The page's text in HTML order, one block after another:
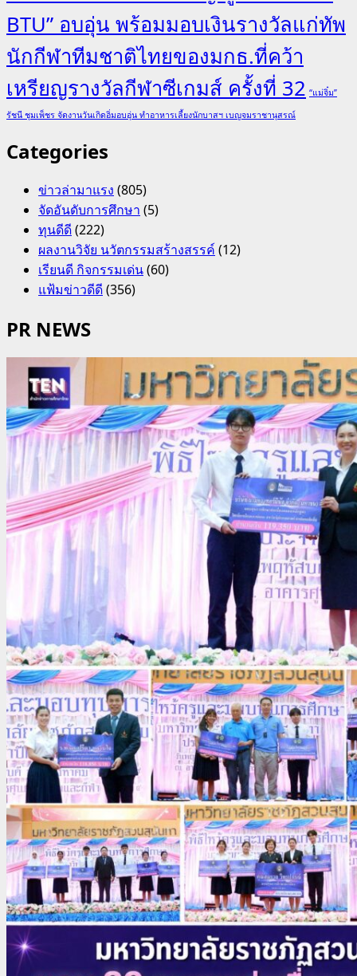
BTU” อบอุ่น พร้อมมอบเงินรางวัลแก่ทัพ
นักกีฬาทีมชาติไทยของมกธ.ที่คว้า
เหรียญรางวัลกีฬาซีเกมส์ ครั้งที่ 32 “แม่จิ๋ม”
รัชนี ชุมเพ็ชร จัดงานวันเกิดอิ่มอบอุ่น ทำอาหารเลี้ยงนักบาสฯ เบญจมราชานุสรณ์
Categories
ข่าวล่ามาแรง (805)
จัดอันดับการศึกษา (5)
ทุนดีดี(222)
ผลงานวิจัย นวัตกรรมสร้างสรรค์(12)
เรียนดี กิจกรรมเด่น(60)
แฟ้มข่าวดีดี(356)
PR NEWS